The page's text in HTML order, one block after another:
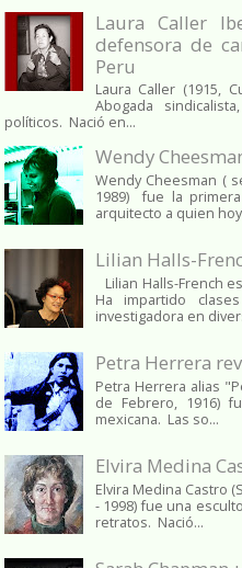
Laura Caller
defensora de
Peru
Laura Caller (1915,
Abogada
políticos. Nació en...
Wendy
Wendy Cheesman (
1989) fue la
arquitecto a quien hoy
Lilian Halls-
Lilian Halls-French
Ha impartido
investigadora en
Petra Herrera
Petra Herrera alias
de Febrero, 1916)
mexicana. Las so...
Elvira Medina
Elvira Medina Castro
- 1998) fue una
retratos. Nació...